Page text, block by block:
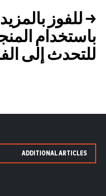
→ للفوز
باستخدام
للتحدث إلى
ADDITIONAL ARTICLES